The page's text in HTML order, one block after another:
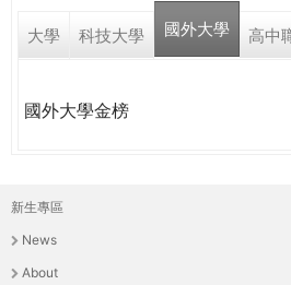
培
養
具
e
r
e
大學 科技大學 國外大學 高中
國外大學金榜
主
選
新生專區
News
About